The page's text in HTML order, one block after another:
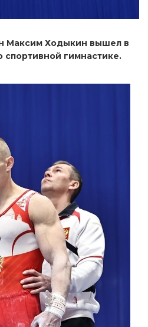
Максим Ходыкин вышел в
спортивной гимнастике.